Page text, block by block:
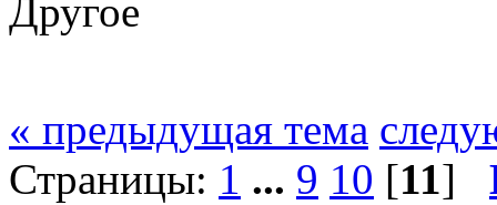
Другое
« предыдущая тема
Страницы: 1 ... 9 10 [11]